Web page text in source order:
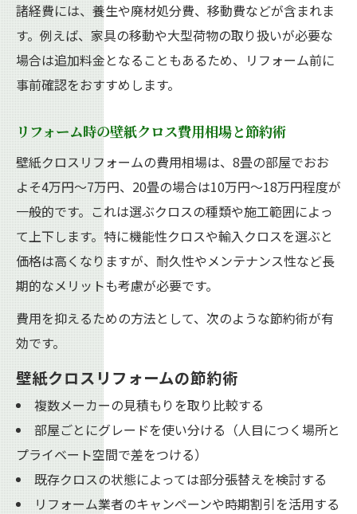
諸経費には、養生や廃材処分費、移動費などが含まれま
す。例えば、家具の移動や大型荷物の取り扱いが必要な
場合は追加料金となることもあるため、リフォーム前に
事前確認をおすすめします。
リフォーム時の壁紙クロス費用相場と節約術
壁紙クロスリフォームの費用相場は、8畳の部屋でおお
よそ4万円～7万円、20畳の場合は10万円～18万円程度が
一般的です。これは選ぶクロスの種類や施工範囲によっ
て上下します。特に機能性クロスや輸入クロスを選ぶと
価格は高くなりますが、耐久性やメンテナンス性など長
期的なメリットも考慮が必要です。
費用を抑えるための方法として、次のような節約術が有
効です。
壁紙クロスリフォームの節約術
複数メーカーの見積もりを取り比較する
部屋ごとにグレードを使い分ける（人目につく場所と
プライベート空間で差をつける）
既存クロスの状態によっては部分張替えを検討する
リフォーム業者のキャンペーンや時期割引を活用する